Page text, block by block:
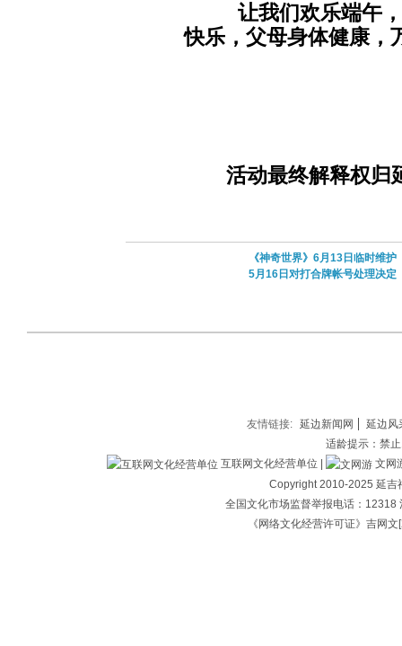
让我们欢乐端午，
快乐，父母身体健康，
活动最终解释权归
《神奇世界》6月13日临时维护
5月16日对打合牌帐号处理决定
友情链接: 延边新闻网
延边风
适龄提示：禁
互联网文化经营单位 |
文网
Copyright 2010-2025 延吉
全国文化市场监督举报电话：
《网络文化经营许可证》吉网